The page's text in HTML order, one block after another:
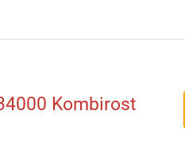
Kombirost